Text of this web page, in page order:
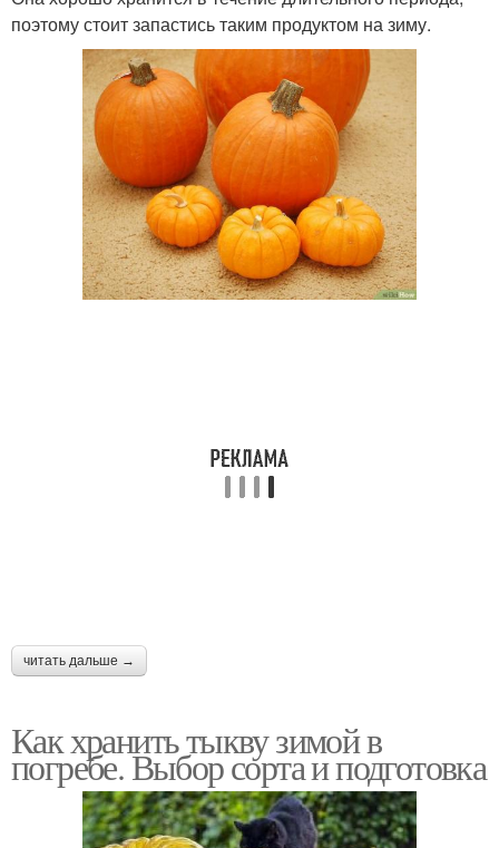
поэтому стоит запастись таким продуктом на зиму.
читать дальше →
Как хранить тыкву зимой в
погребе. Выбор сорта и подготовка